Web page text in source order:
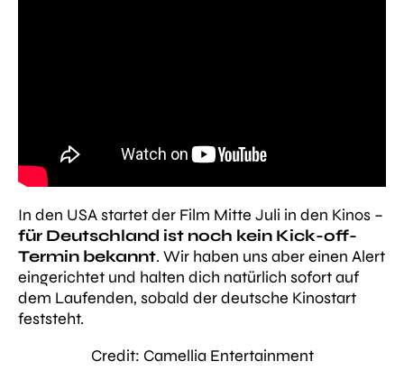
In den USA startet der Film Mitte Juli in den Kinos –
für Deutschland ist noch kein Kick-off-
Termin bekannt. Wir haben uns aber einen Alert
eingerichtet und halten dich natürlich sofort auf
dem Laufenden, sobald der deutsche Kinostart
feststeht.
Credit: Camellia Entertainment